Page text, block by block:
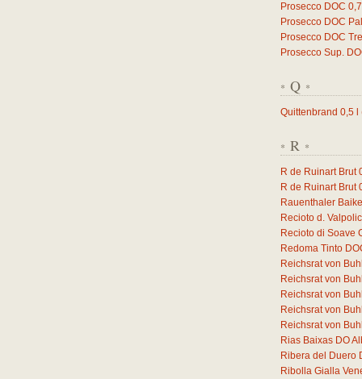
Prosecco DOC
Prosecco DOC
Prosecco DOC
Prosecco Sup.
* Q *
Quittenbrand 0,5
* R *
R de Ruinart Brut
R de Ruinart Brut
Rauenthaler
Recioto d.
Recioto di Soave
Redoma Tinto
Reichsrat von
Reichsrat von
Reichsrat von
Reichsrat von
Reichsrat von
Rias Baixas DO
Ribera del Duero
Ribolla Gialla